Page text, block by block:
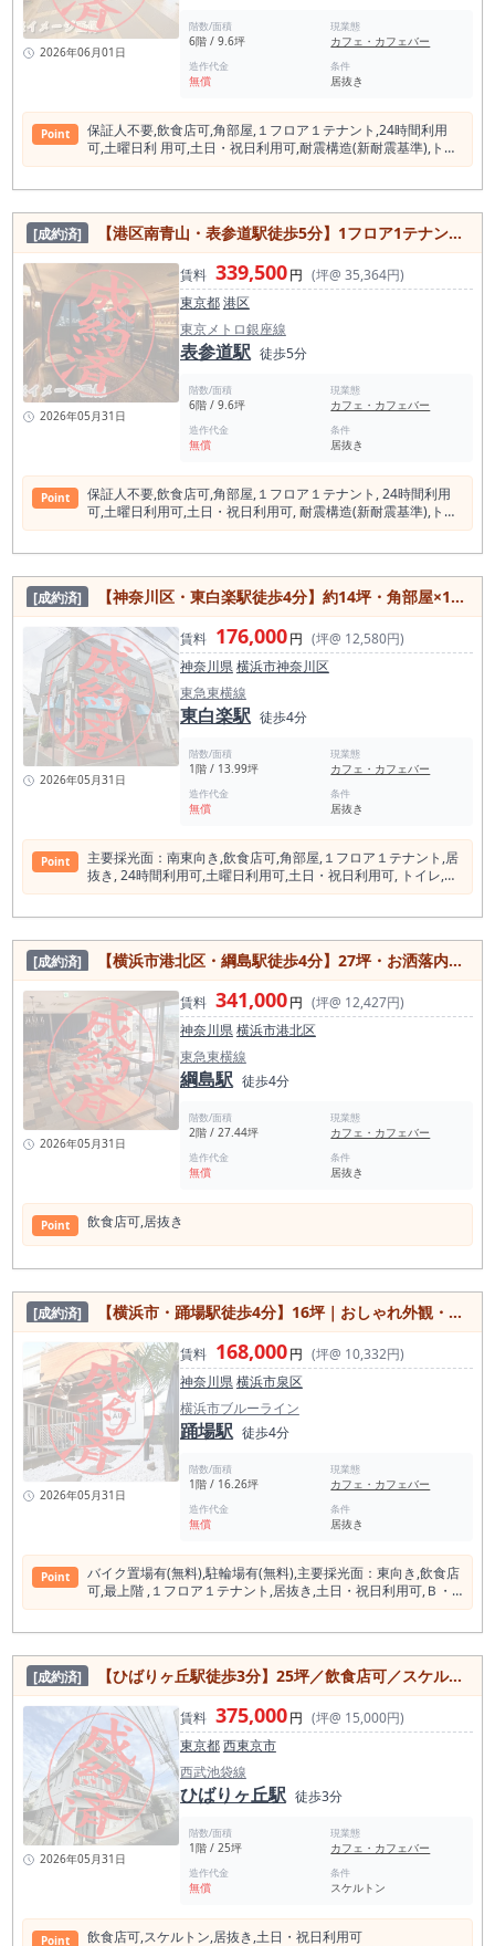
2026年06月01日
階数/面積
6階 / 9.6坪
現業態
カフェ・カフェバー
造作代金
無償
条件
居抜き
Point
保証⼈不要,飲⾷店可,⾓部屋,１フロア１テナント,24時間利⽤
可,⼟曜⽇利 ⽤可,⼟⽇・祝⽇利⽤可,耐震構造(新耐震基準),トイ
レ,冷房,暖房,エアコン, ビルトインエアコン,インターネット対
[成約済] 【港区南⻘⼭・表参道駅徒歩5分】1フロア1テナント／飲食可・角部屋・24時間利用可（約10坪）
2026年05月31日
賃料 339,500円 (坪@ 35,364円)
東京都港区
東京メトロ銀座線
表参道駅 徒歩5分
階数/面積
6階 / 9.6坪
現業態
カフェ・カフェバー
造作代金
無償
条件
居抜き
Point
保証⼈不要,飲⾷店可,⾓部屋,１フロア１テナント, 24時間利⽤
可,⼟曜⽇利⽤可,⼟⽇・祝⽇利⽤可, 耐震構造(新耐震基準),トイ
レ,冷房,暖房, エアコン,ビルトインエアコン,インターネット対
[成約済] 【神奈川区・東⽩楽駅徒歩4分】約14坪・角部屋×1フロア貸しの飲食店居抜き／24時間可
2026年05月31日
賃料 176,000円 (坪@ 12,580円)
神奈川県横浜市神奈川区
東急東横線
東白楽駅 徒歩4分
階数/面積
1階 / 13.99坪
現業態
カフェ・カフェバー
造作代金
無償
条件
居抜き
Point
主要採光⾯：南東向き,飲⾷店可,⾓部屋,１フロア１テナント,居
抜き, 24時間利⽤可,⼟曜⽇利⽤可,⼟⽇・祝⽇利⽤可, トイレ,冷
蔵庫,給湯,都市ガス,エアコン
[成約済] 【横浜市港北区・綱島駅徒歩4分】27坪・お洒落内装の居抜き物件／即営業可
2026年05月31日
賃料 341,000円 (坪@ 12,427円)
神奈川県横浜市港北区
東急東横線
綱島駅 徒歩4分
階数/面積
2階 / 27.44坪
現業態
カフェ・カフェバー
造作代金
無償
条件
居抜き
Point 飲⾷店可,居抜き
[成約済] 【横浜市・踊場駅徒歩4分】16坪｜おしゃれ外観・カフェ向き居抜き・1フロア貸
2026年05月31日
賃料 168,000円 (坪@ 10,332円)
神奈川県横浜市泉区
横浜市ブルーライン
踊場駅 徒歩4分
階数/面積
1階 / 16.26坪
現業態
カフェ・カフェバー
造作代金
無償
条件
居抜き
Point
バイク置場有(無料),駐輪場有(無料),主要採光⾯：東向き,飲⾷店
可,最上階 ,１フロア１テナント,居抜き,⼟⽇・祝⽇利⽤可,Ｂ・
Ｔ別,専有部分にトイレあり,プロパンガス
[成約済] 【ひばりヶ丘駅徒歩3分】25坪／飲食店可／スケルトン・居抜き相談可
2026年05月31日
賃料 375,000円 (坪@ 15,000円)
東京都西東京市
西武池袋線
ひばりヶ丘駅 徒歩3分
階数/面積
1階 / 25坪
現業態
カフェ・カフェバー
造作代金
無償
条件
スケルトン
Point 飲⾷店可,スケルトン,居抜き,⼟⽇・祝⽇利⽤可